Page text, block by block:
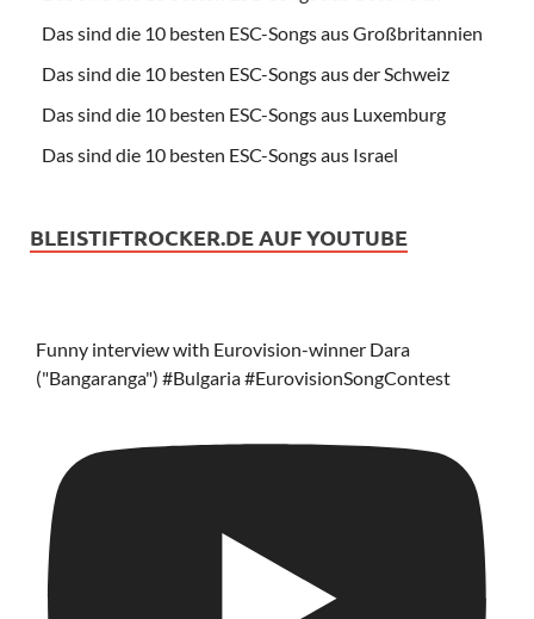
Das sind die 10 besten ESC-Songs aus Großbritannien
Das sind die 10 besten ESC-Songs aus der Schweiz
Das sind die 10 besten ESC-Songs aus Luxemburg
Das sind die 10 besten ESC-Songs aus Israel
BLEISTIFTROCKER.DE AUF YOUTUBE
Funny interview with Eurovision-winner Dara
("Bangaranga") #Bulgaria #EurovisionSongContest